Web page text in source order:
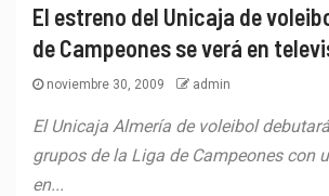
El estreno del Unicaja de
de Campeones se verá en
noviembre 30, 2009 admin
El Unicaja Almería de voleibol
grupos de la Liga de Campeones con
en...